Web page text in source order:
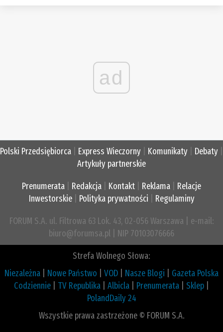
ad
Polski Przedsiębiorca Express Wieczorny Komunikaty Debaty
Artykuły partnerskie
Prenumerata Redakcja Kontakt Reklama
Relacje
Inwestorskie| Polityka prywatności Regulaminy
FORUM S.A. ul. Filtrowa 63 Lok. 43, 02-056 Warszawa | e-mail:
biuro@forumsa.pl | NIP 70103076666
Strefa Wolnego Słowa:
Niezależna
Nowe Państwo VOD Nasze Blogi
Gazeta Polska
Codziennie
TV Republika Albicla Prenumerata Sklep
PolandDaily 24
Wszystkie prawa zastrzeżone © FORUM S.A.